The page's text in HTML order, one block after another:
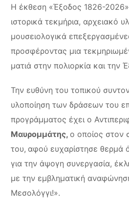
Η έκθεση «Έξοδος 1826-2026»
ιστορικά τεκμήρια, αρχειακό
μουσειολογικά
προσφέροντας μια
ματιά στην πολιορκία και την
Την ευθύνη του τοπικού
υλοποίηση των δράσεων του
προγράμματος έχει ο
Μαυρομμάτης, ο οποίος στον
του, αφού ευχαρίστησε θερμά
για την άψογη συνεργασία,
με την εμβληματική
Μεσολόγγι!».